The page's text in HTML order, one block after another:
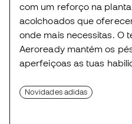
com um reforço na
acolchoados que
onde mais necessitas. O
Aeroready mantém os
aperfeiçoas as tuas
Novidades adidas